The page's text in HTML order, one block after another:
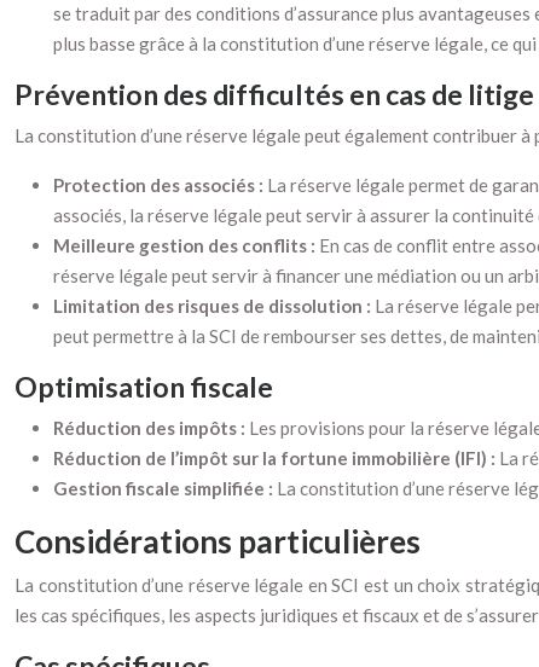
se traduit par des conditions d’assurance plus avantageuses
plus basse grâce à la constitution d’une réserve légale, ce
Prévention des difficultés en cas de litige
La constitution d’une réserve légale peut également contribuer
Protection des associés : La réserve légale permet de
associés, la réserve légale peut servir à assurer la
Meilleure gestion des conflits : En cas de conflit entre
réserve légale peut servir à financer une médiation ou un
Limitation des risques de dissolution : La réserve légale
peut permettre à la SCI de rembourser ses dettes, de
Optimisation fiscale
Réduction des impôts : Les provisions pour la réserve
Réduction de l’impôt sur la fortune immobilière (IFI) : La
Gestion fiscale simplifiée : La constitution d’une réserve
Considérations particulières
La constitution d’une réserve légale en SCI est un choix
les cas spécifiques, les aspects juridiques et fiscaux et de